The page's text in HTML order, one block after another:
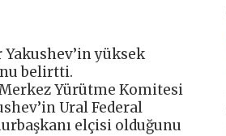
Yakushev’in yüksek
belirtti.
Yürütme Komitesi
Ural Federal
elçisi olduğunu